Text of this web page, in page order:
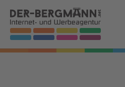
Skip to main navigation
Zum Hauptinhalt springen
Skip to page footer